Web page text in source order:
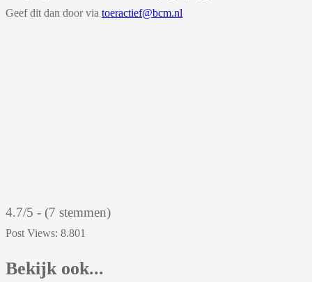
Geef dit dan door via toeractief@bcm.nl
4.7/5 - (7 stemmen)
Post Views: 8.801
Bekijk ook...